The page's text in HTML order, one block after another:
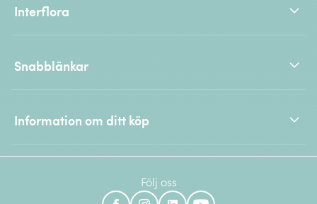
Interflora
Snabblänkar
Information om ditt köp
Följ oss